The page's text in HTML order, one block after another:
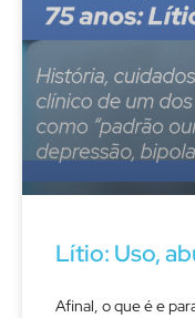
Lítio: Uso,
Afinal, o que é e